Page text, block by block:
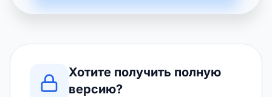
Хотите получить полную
версию?